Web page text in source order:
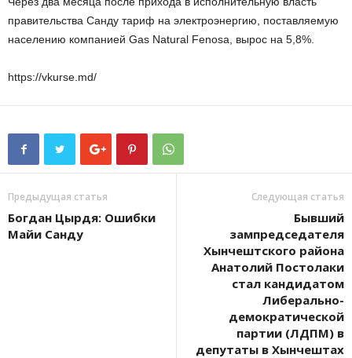
правительства Санду тариф на электроэнергию, поставляемую
населению компанией Gas Natural Fenosa, вырос на 5,8%.
https://vkurse.md/
Предыдущая статья
Богдан Цырдя: Ошибки
Майи Санду
Следующая статья
Бывший
зампредседателя
Хынчештского района
Анатолий Постолаки
стал кандидатом
Либерально-
демократической
партии (ЛДПМ) в
депутаты в Хынчештах